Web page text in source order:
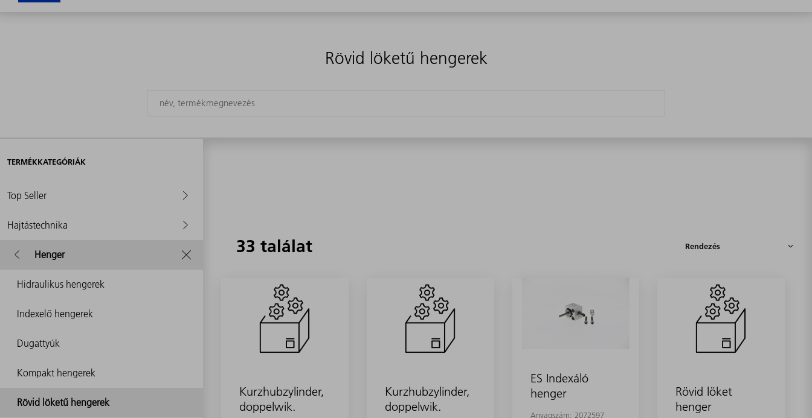
Rövid löketű hengerek
TERMÉKKATEGÓRIÁK
Top Seller
Hajtástechnika
Henger
Hidraulikus hengerek
Indexelő hengerek
Dugattyúk
Kompakt hengerek
Rövid löketű hengerek
33 találat
Kurzhubzylinder,
doppelwik.
Kurzhubzylinder,
doppelwik.
ES Indexáló
henger
Anyagszám: 2072597
Rövid löket
henger